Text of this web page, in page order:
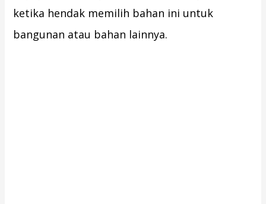
ketika hendak memilih bahan ini untuk
bangunan atau bahan lainnya.